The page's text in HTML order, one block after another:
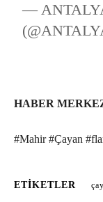
—
HABER
#Mahir #Çayan
ETIKETLER